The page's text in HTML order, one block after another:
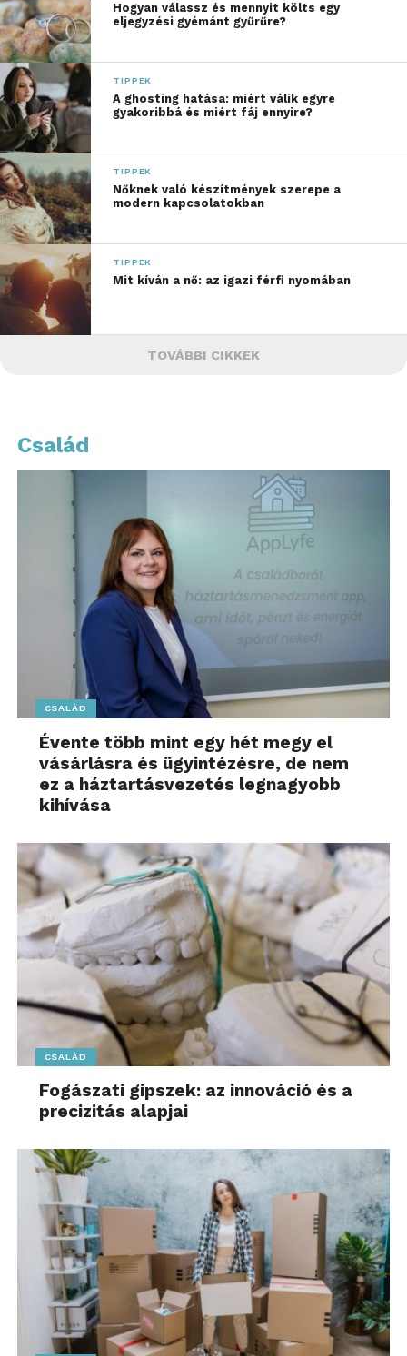
Hogyan válassz és mennyit költs egy
eljegyzési gyémánt gyűrűre?
TIPPEK
A ghosting hatása: miért válik egyre
gyakoribbá és miért fáj ennyire?
TIPPEK
Nőknek való készítmények szerepe a
modern kapcsolatokban
TIPPEK
Mit kíván a nő: az igazi férfi nyomában
TOVÁBBI CIKKEK
Család
CSALÁD
Évente több mint egy hét megy el
vásárlásra és ügyintézésre, de nem
ez a háztartásvezetés legnagyobb
kihívása
CSALÁD
Fogászati gipszek: az innováció és a
precizitás alapjai